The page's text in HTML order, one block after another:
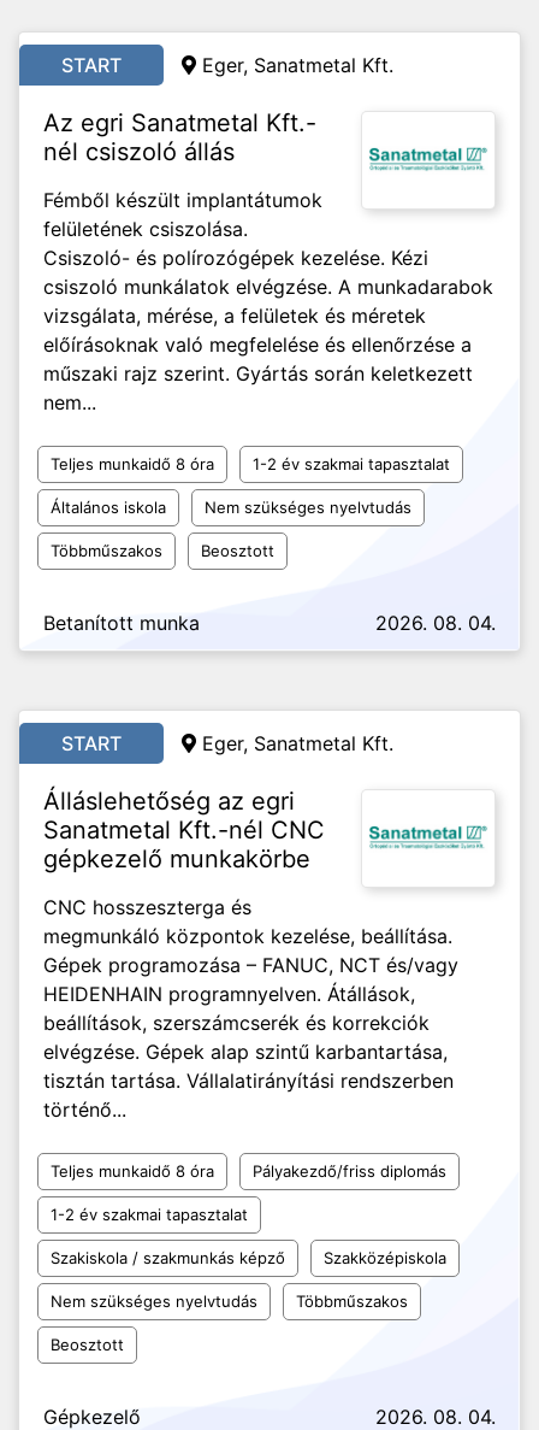
START Eger, Sanatmetal Kft.
Az egri Sanatmetal Kft.-
nél csiszoló állás
Fémből készült implantátumok
felületének csiszolása.
Csiszoló- és polírozógépek kezelése. Kézi
csiszoló munkálatok elvégzése. A munkadarabok
vizsgálata, mérése, a felületek és méretek
előírásoknak való megfelelése és ellenőrzése a
műszaki rajz szerint. Gyártás során keletkezett
nem...
Teljes munkaidő 8 óra 1-2 év szakmai tapasztalat
Általános iskola Nem szükséges nyelvtudás
Többműszakos Beosztott
Betanított munka 2026. 08. 04.
START Eger, Sanatmetal Kft.
Álláslehetőség az egri
Sanatmetal Kft.-nél CNC
gépkezelő munkakörbe
CNC hosszeszterga és
megmunkáló központok kezelése, beállítása.
Gépek programozása – FANUC, NCT és/vagy
HEIDENHAIN programnyelven. Átállások,
beállítások, szerszámcserék és korrekciók
elvégzése. Gépek alap szintű karbantartása,
tisztán tartása. Vállalatirányítási rendszerben
történő...
Teljes munkaidő 8 óra Pályakezdő/friss diplomás
1-2 év szakmai tapasztalat
Szakiskola / szakmunkás képző Szakközépiskola
Nem szükséges nyelvtudás Többműszakos
Beosztott
Gépkezelő 2026. 08. 04.